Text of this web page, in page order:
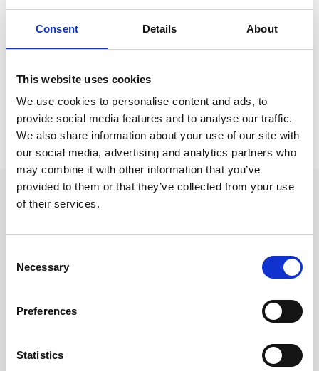
Consent Details About
This website uses cookies
We use cookies to personalise content and ads, to
provide social media features and to analyse our traffic.
We also share information about your use of our site with
our social media, advertising and analytics partners who
may combine it with other information that you’ve
provided to them or that they’ve collected from your use
of their services.
Selection
Necessary
Preferences
Statistics
Kalendrar & almanackor för 2027 /Kontorskalender
Kalendrar & almanackor för 2027 /
Prishistorik
Lägsta pris senaste 30 dagarna är 199 kr (2026-08-08)
Andra tittade även på